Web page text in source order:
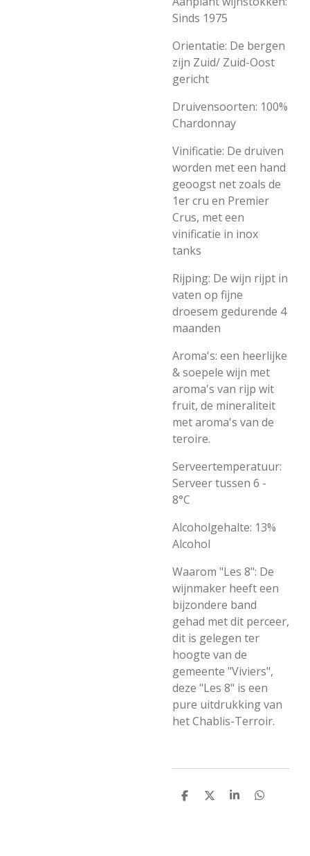
Sinds 1975
Orientatie: De bergen
zijn Zuid/ Zuid-Oost
gericht
Druivensoorten: 100%
Chardonnay
Vinificatie: De druiven
worden met een hand
geoogst net zoals de
1er cru en Premier
Crus, met een
vinificatie in inox
tanks
Rijping: De wijn rijpt in
vaten op fijne
droesem gedurende 4
maanden
Aroma's: een heerlijke
& soepele wijn met
aroma's van rijp wit
fruit, de mineraliteit
met aroma's van de
teroire.
Serveertemperatuur:
Serveer tussen 6 -
8°C
Alcoholgehalte: 13%
Alcohol
Waarom "Les 8": De
wijnmaker heeft een
bijzondere band
gehad met dit perceer,
dit is gelegen ter
hoogte van de
gemeente "Viviers",
deze "Les 8" is een
pure uitdrukking van
het Chablis-Terroir.
D
D
S
D